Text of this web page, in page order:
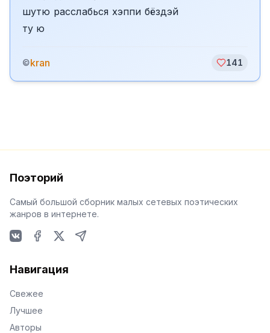
шутю расслабься хэппи бёздэй
ту ю
©kran 141
Поэторий
Самый большой сборник малых сетевых поэтических
жанров в интернете.
Навигация
Свежее
Лучшее
Авторы